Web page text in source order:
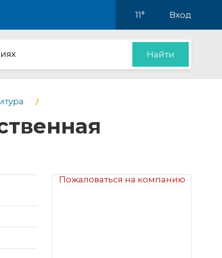
11° Вход
Найти
Пожаловаться на компанию